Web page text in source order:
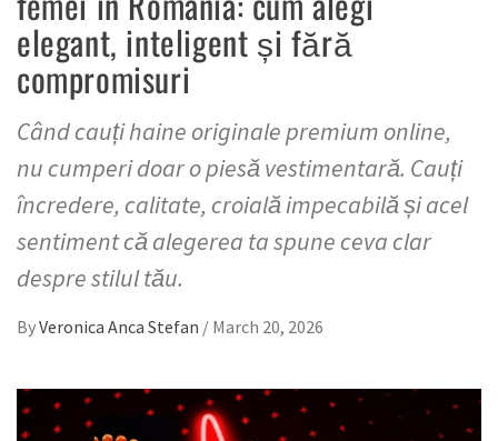
elegant, inteligent și fără
compromisuri
Când cauți haine originale premium online,
nu cumperi doar o piesă vestimentară. Cauți
încredere, calitate, croială impecabilă și acel
sentiment că alegerea ta spune ceva clar
despre stilul tău.
ByVeronica Anca Stefan / March 20, 2026